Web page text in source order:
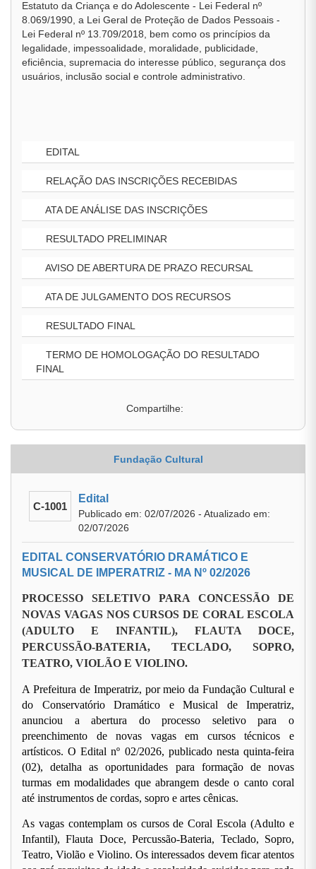
Estatuto da Criança e do Adolescente - Lei Federal nº
8.069/1990, a Lei Geral de Proteção de Dados Pessoais -
Lei Federal nº 13.709/2018, bem como os princípios da
legalidade, impessoalidade, moralidade, publicidade,
eficiência, supremacia do interesse público, segurança dos
usuários, inclusão social e controle administrativo.
EDITAL
RELAÇÃO DAS INSCRIÇÕES RECEBIDAS
ATA DE ANÁLISE DAS INSCRIÇÕES
RESULTADO PRELIMINAR
AVISO DE ABERTURA DE PRAZO RECURSAL
ATA DE JULGAMENTO DOS RECURSOS
RESULTADO FINAL
TERMO DE HOMOLOGAÇÃO DO RESULTADO
FINAL
Compartilhe:
Fundação Cultural
C-1001
Edital
Publicado em: 02/07/2026 - Atualizado em:
02/07/2026
EDITAL CONSERVATÓRIO DRAMÁTICO E
MUSICAL DE IMPERATRIZ - MA Nº 02/2026
PROCESSO SELETIVO PARA CONCESSÃO DE
NOVAS VAGAS NOS CURSOS DE CORAL ESCOLA
(ADULTO E INFANTIL), FLAUTA DOCE,
PERCUSSÃO-BATERIA, TECLADO, SOPRO,
TEATRO, VIOLÃO E VIOLINO.
A Prefeitura de Imperatriz, por meio da Fundação Cultural e
do Conservatório Dramático e Musical de Imperatriz,
anunciou a abertura do processo seletivo para o
preenchimento de novas vagas em cursos técnicos e
artísticos. O Edital nº 02/2026, publicado nesta quinta-feira
(02), detalha as oportunidades para formação de novas
turmas em modalidades que abrangem desde o canto coral
até instrumentos de cordas, sopro e artes cênicas.
As vagas contemplam os cursos de Coral Escola (Adulto e
Infantil), Flauta Doce, Percussão-Bateria, Teclado, Sopro,
Teatro, Violão e Violino. Os interessados devem ficar atentos